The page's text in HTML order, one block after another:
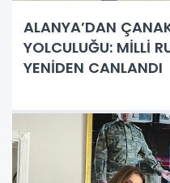
ALANYA’DAN
YOLCULUĞU: MİLLİ
YENİDEN CANLANDI